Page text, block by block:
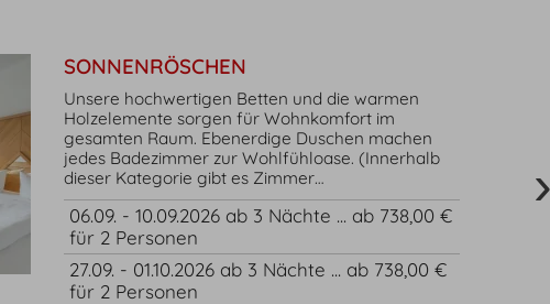
SONNENRÖSCHEN
Unsere hochwertigen Betten und die warmen
Holzelemente sorgen für Wohnkomfort im
gesamten Raum. Ebenerdige Duschen machen
jedes Badezimmer zur Wohlfühloase. (Innerhalb
dieser Kategorie gibt es Zimmer…
06.09. - 10.09.2026 ab 3 Nächte ... ab 738,00 €
für 2 Personen
27.09. - 01.10.2026 ab 3 Nächte ... ab 738,00 €
für 2 Personen